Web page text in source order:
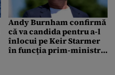
Andy Burnham confirmă
că va candida pentru a-l
înlocui pe Keir Starmer
în funcția prim-ministru